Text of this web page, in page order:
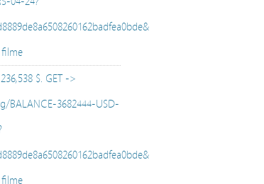
filme
$. GET ->
BALANCE-3682444-USD-
filme